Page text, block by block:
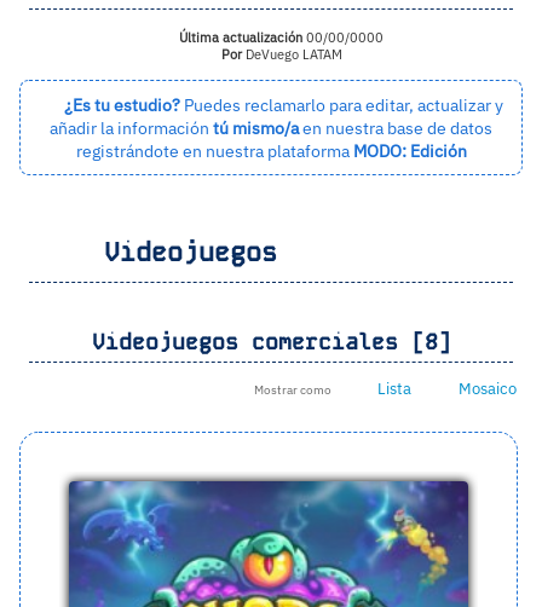
Última actualización 00/00/0000
PorDeVuego LATAM
¿Es tu estudio? Puedes reclamarlo para editar, actualizar y
añadir la información tú mismo/aen nuestra base de datos
registrándote en nuestra plataforma MODO: Edición
Videojuegos
Videojuegos comerciales [8]
Mostrar como Lista Mosaico